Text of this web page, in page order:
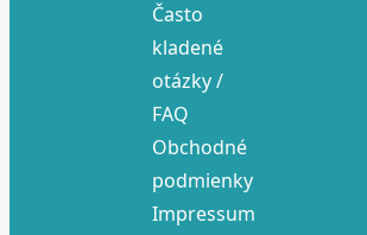
Často
kladené
otázky /
FAQ
Obchodné
podmienky
Impressum